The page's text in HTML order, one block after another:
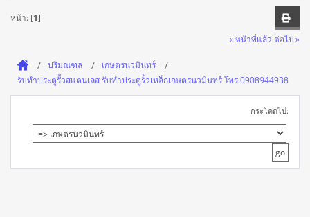
หน้า: [1]
« หน้าที่แล้ว ต่อไป »
ปริมณฑล
เกษตรนวมินทร์
รับทำประตูรั้วสแตนเลส รับทำประตูรั้วเหล็กเกษตรนวมินทร์ โทร.0908944938
กระโดดไป: